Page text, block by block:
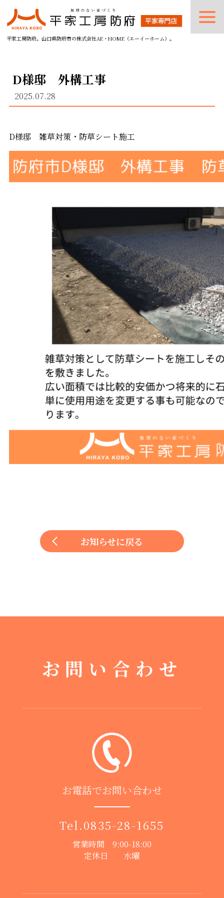
平家工房防府。山口県防府市の株式会社AE・HOME（エーイーホーム）。
D様邸 外構工事
2025.07.28
D様邸 雑草対策・防草シート施工
お知らせに戻る
お問い合わせ
お電話でお問い合わせ
Tel.0835-28-1655
営業時間 9:00-18:00
定休日 水曜